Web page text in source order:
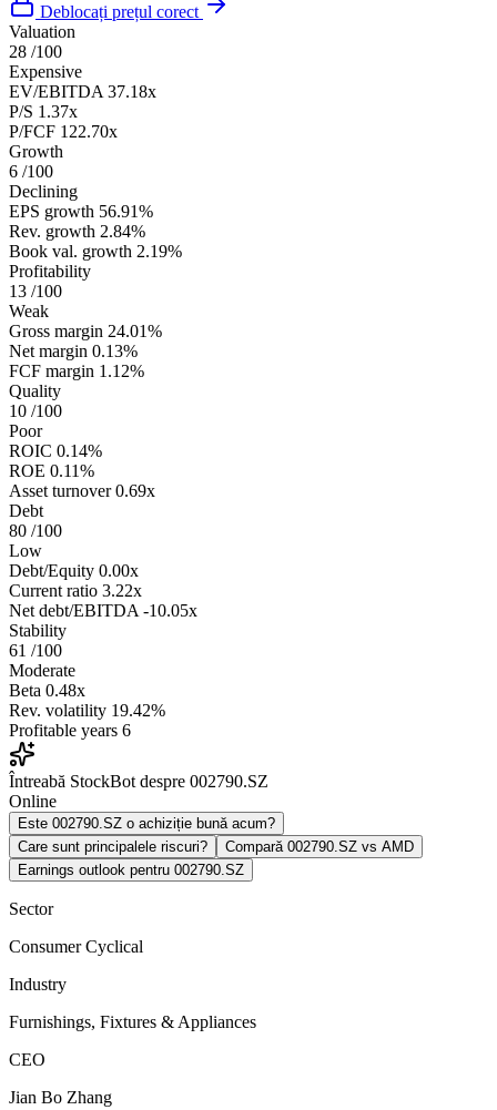
Deblocați prețul corect
Valuation
28 /100
Expensive
EV/EBITDA 37.18x
P/S 1.37x
P/FCF 122.70x
Growth
6 /100
Declining
EPS growth 56.91%
Rev. growth 2.84%
Book val. growth 2.19%
Profitability
13 /100
Weak
Gross margin 24.01%
Net margin 0.13%
FCF margin 1.12%
Quality
10 /100
Poor
ROIC 0.14%
ROE 0.11%
Asset turnover 0.69x
Debt
80 /100
Low
Debt/Equity 0.00x
Current ratio 3.22x
Net debt/EBITDA -10.05x
Stability
61 /100
Moderate
Beta 0.48x
Rev. volatility 19.42%
Profitable years 6
Întreabă StockBot despre 002790.SZ
Online
Este 002790.SZ o achiziție bună acum?
Care sunt principalele riscuri?
Compară 002790.SZ vs AMD
Earnings outlook pentru 002790.SZ
Sector
Consumer Cyclical
Industry
Furnishings, Fixtures & Appliances
CEO
Jian Bo Zhang